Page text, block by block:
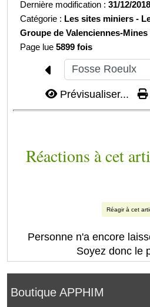
Boutique APPHIM
Dernière modification :31/12/
Catégorie : Les sites miniers -
Groupe de Valenciennes-
Page lue5899 fois
Prévisualiser...
Réactions à cet
Réagir à cet
Personne n'a encore
Soyez donc le